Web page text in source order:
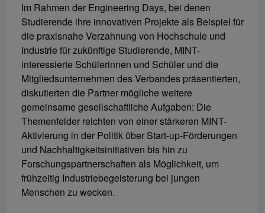
Im Rahmen der Engineering Days, bei denen
Studierende ihre innovativen Projekte als Beispiel für
die praxisnahe Verzahnung von Hochschule und
Industrie für zukünftige Studierende, MINT-
interessierte Schülerinnen und Schüler und die
Mitgliedsunternehmen des Verbandes präsentierten,
diskutierten die Partner mögliche weitere
gemeinsame gesellschaftliche Aufgaben: Die
Themenfelder reichten von einer stärkeren MINT-
Aktivierung in der Politik über Start-up-Förderungen
und Nachhaltigkeitsinitiativen bis hin zu
Forschungspartnerschaften als Möglichkeit, um
frühzeitig Industriebegeisterung bei jungen
Menschen zu wecken.